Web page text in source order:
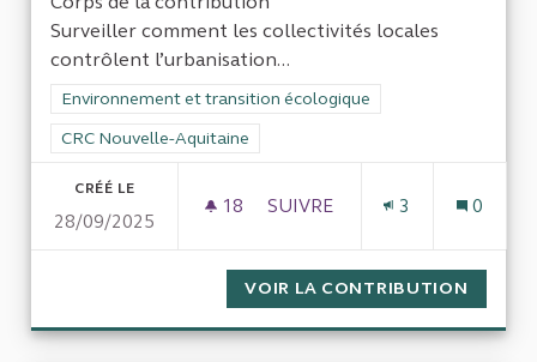
Surveiller comment les collectivités locales
contrôlent l’urbanisation...
Filtrer les résultats de la catégorie : Environnement et
Environnement et transition écologique
Filtrer les résultats pour le secteur : CRC Nouvelle-Aquitaine
CRC Nouvelle-Aquitaine
CRÉÉ LE
28/09/2025
18 18 ABONNÉS
SUIVRE
3 0
VOIR LA CONTRIBUTION